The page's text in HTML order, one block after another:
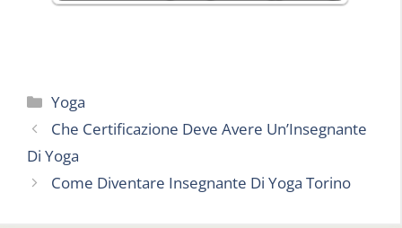
Categorie
Yoga
Che Certificazione Deve Avere Un’Insegnante
Di Yoga
Come Diventare Insegnante Di Yoga Torino